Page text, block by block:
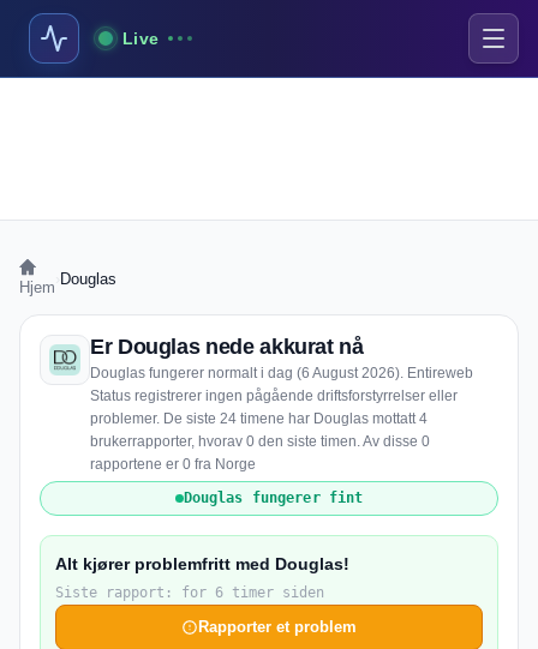
Live
Hjem Douglas
Er Douglas nede akkurat nå
Douglas fungerer normalt i dag (6 August 2026). Entireweb
Status registrerer ingen pågående driftsforstyrrelser eller
problemer. De siste 24 timene har Douglas mottatt 4
brukerrapporter, hvorav 0 den siste timen. Av disse 0
rapportene er 0 fra Norge
Douglas fungerer fint
Alt kjører problemfritt med Douglas!
Siste rapport: for 6 timer siden
Rapporter et problem